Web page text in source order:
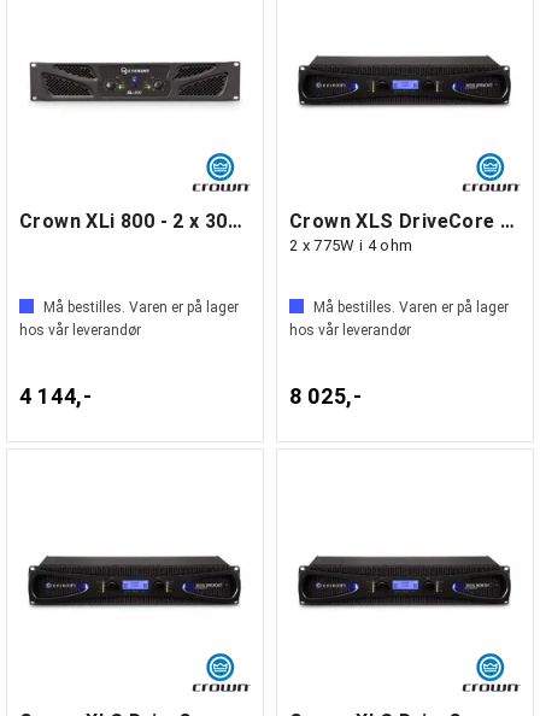
Crown XLi 800 - 2 x 300W i 4 ohm
Må bestilles. Varen er på lager
hos vår leverandør
4 144,-
Crown XLS DriveCore 2502
2 x 775W i 4 ohm
Må bestilles. Varen er på lager
hos vår leverandør
8 025,-